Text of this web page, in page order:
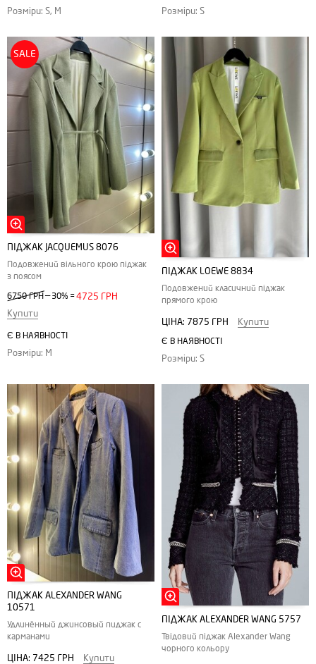
Розміри: S, M Розміри: S
SALE
ПІДЖАК JACQUEMUS 8076
Подовжений вільного крою піджак
з поясом
6750 ГРН— 30% =4725 ГРН
Купити
Є В НАЯВНОСТІ
Розміри: M
ПІДЖАК LOEWE 8834
Подовжений класичний піджак
прямого крою
ЦІНА: 7875 ГРН Купити
Є В НАЯВНОСТІ
Розміри: S
ПІДЖАК ALEXANDER WANG
10571
Удлинённый джинсовый пиджак с
карманами
ЦІНА: 7425 ГРН Купити
ПІДЖАК ALEXANDER WANG 5757
Твідовий піджак Alexander Wang
чорного кольору